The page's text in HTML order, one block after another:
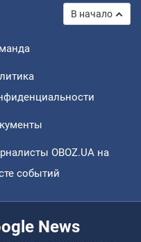
В начало
OBOZ.UA на
событий
News